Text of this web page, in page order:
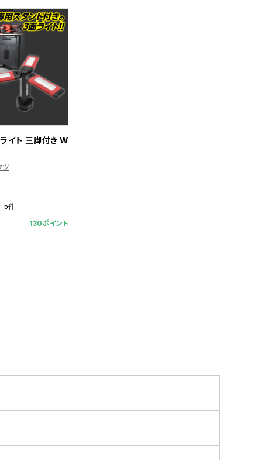
イト 三脚付き W
ツ
5件
130ポイント